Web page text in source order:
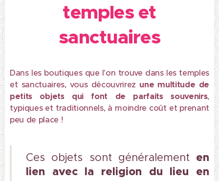
temples et
sanctuaires
Dans les boutiques que l'on trouve dans les temples
et sanctuaires, vous découvrirez une multitude de
petits objets qui font de parfaits souvenirs,
typiques et traditionnels, à moindre coût et prenant
peu de place !
Ces objets sont généralement en
lien avec la religion du lieu en